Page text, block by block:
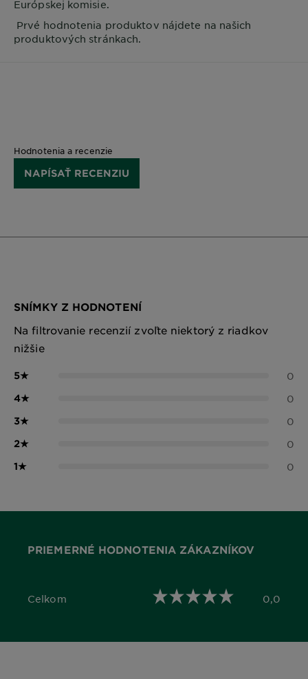
Európskej komisie.
Prvé hodnotenia produktov nájdete na našich
produktových stránkach.
Hodnotenia a recenzie
NAPÍSAŤ RECENZIU
SNÍMKY Z HODNOTENÍ
Na filtrovanie recenzií zvoľte niektorý z riadkov
nižšie
5★ 0
4★ 0
3★ 0
2★ 0
1★ 0
PRIEMERNÉ HODNOTENIA ZÁKAZNÍKOV
Celkom
0,0 out of 5 stars 0,0